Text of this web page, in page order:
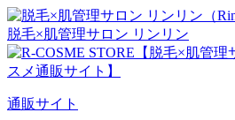
脱毛×肌管理サロン リンリン
通販サイト